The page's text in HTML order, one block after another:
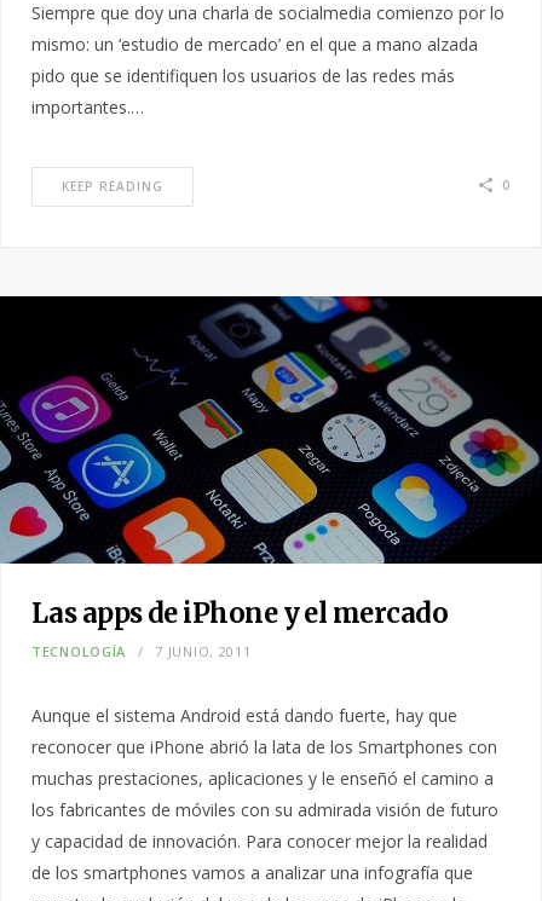
Siempre que doy una charla de socialmedia comienzo por lo
mismo: un ‘estudio de mercado’ en el que a mano alzada
pido que se identifiquen los usuarios de las redes más
importantes.…
KEEP READING 0
Las apps de iPhone y el mercado
TECNOLOGÍA 7 JUNIO, 2011
Aunque el sistema Android está dando fuerte, hay que
reconocer que iPhone abrió la lata de los Smartphones con
muchas prestaciones, aplicaciones y le enseñó el camino a
los fabricantes de móviles con su admirada visión de futuro
y capacidad de innovación. Para conocer mejor la realidad
de los smartphones vamos a analizar una infografía que